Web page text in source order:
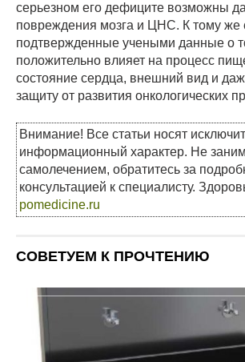
серьезном его дефиците возможны
повреждения мозга и ЦНС. К тому же
подтвержденные учеными данные о
положительно влияет на процесс
состояние сердца, внешний вид и
защиту от развития онкологических
Внимание! Все статьи носят
информационный характер. Не
самолечением, обратитесь за
консультацией к специалисту.
pomedicine.ru
СОВЕТУЕМ К ПРОЧТЕНИЮ